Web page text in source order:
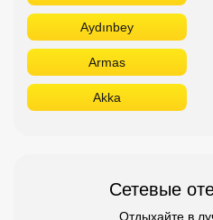
Aydınbey
Armas
Akka
Сетевые
Отдыхайте в